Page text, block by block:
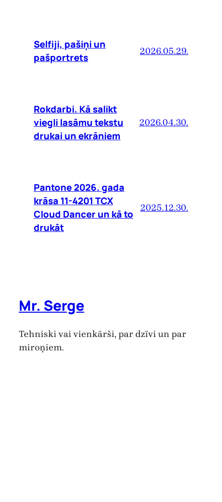
Selfiji, pašiņi un
pašportrets
2026.05.29.
Rokdarbi. Kā salikt
viegli lasāmu tekstu
drukai un ekrāniem
2026.04.30.
Pantone 2026. gada
krāsa 11-4201 TCX
Cloud Dancer un kā to
drukāt
2025.12.30.
Mr. Serge
Tehniski vai vienkārši, par dzīvi un par
miroņiem.